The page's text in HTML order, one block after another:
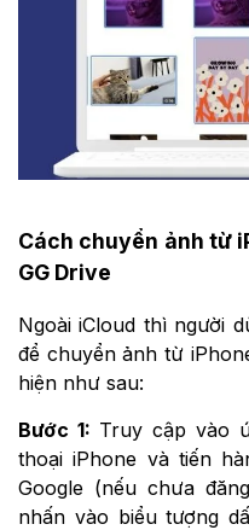
Cách chuyển ảnh từ
GG Drive
Ngoài iCloud thì người
để chuyển ảnh từ
hiện như sau:
Bước 1: Truy cập vào
thoại iPhone và tiến
Google (nếu chưa
nhấn vào biểu tượng